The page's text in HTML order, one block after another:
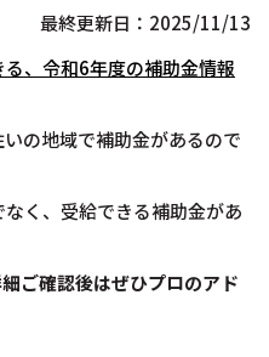
最終更新日：2025/11/13
、令和6年度の補助金情報
の地域で補助金があるので
く、受給できる補助金があ
ご確認後はぜひプロのアド